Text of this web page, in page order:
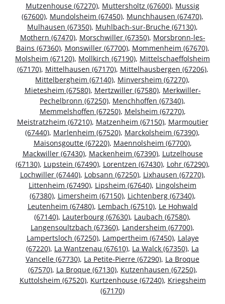
Mutzenhouse (67270), Muttersholtz (67600), Mussig
(67600), Mundolsheim (67450), Munchhausen (67470),
Mulhausen (67350), Muhlbach-sur-Bruche (67130),
Mothern (67470), Morschwiller (67350), Morsbronn-les-
Bains (67360), Monswiller (67700), Mommenheim (67670),
Molsheim (67120), Mollkirch (67190), Mittelschaeffolsheim
(67170), Mittelhausen (67170), Mittelhausbergen (67206),
Mittelbergheim (67140), Minversheim (67270),
Mietesheim (67580), Mertzwiller (67580), Merkwiller-
Pechelbronn (67250), Menchhoffen (67340),
Memmelshoffen (67250), Melsheim (67270),
Meistratzheim (67210), Matzenheim (67150), Marmoutier
(67440), Marlenheim (67520), Marckolsheim (67390),
Maisonsgoutte (67220), Maennolsheim (67700),
Mackwiller (67430), Mackenheim (67390), Lutzelhouse
(67130), Lupstein (67490), Lorentzen (67430), Lohr (67290),
Lochwiller (67440), Lobsann (67250), Lixhausen (67270),
Littenheim (67490), Lipsheim (67640), Lingolsheim
(67380), Limersheim (67150), Lichtenberg (67340),
Leutenheim (67480), Lembach (67510), Le Hohwald
(67140), Lauterbourg (67630), Laubach (67580),
Langensoultzbach (67360), Landersheim (67700),
Lampertsloch (67250), Lampertheim (67450), Lalaye
(67220), La Wantzenau (67610), La Walck (67350), La
Vancelle (67730), La Petite-Pierre (67290), La Broque
(67570), La Broque (67130), Kutzenhausen (67250),
Kuttolsheim (67520), Kurtzenhouse (67240), Kriegsheim
(67170)